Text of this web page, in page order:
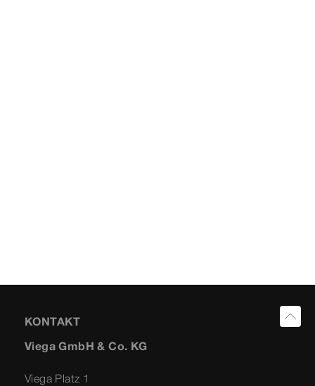
KONTAKT
Viega GmbH & Co. KG
Viega Platz 1